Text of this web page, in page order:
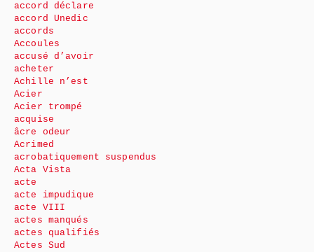
accord déclare
accord Unedic
accords
Accoules
accusé d’avoir
acheter
Achille n’est
Acier
Acier trompé
acquise
âcre odeur
Acrimed
acrobatiquement suspendus
Acta Vista
acte
acte impudique
acte VIII
actes manqués
actes qualifiés
Actes Sud